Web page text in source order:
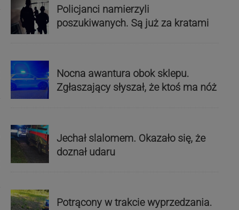
Policjanci namierzyli
poszukiwanych. Są już za kratami
Nocna awantura obok sklepu.
Zgłaszający słyszał, że ktoś ma nóż
Jechał slalomem. Okazało się, że
doznał udaru
Potrącony w trakcie wyprzedzania.